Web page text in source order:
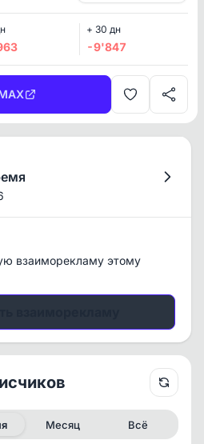
+ 30 дн
-9'847
взаиморекламу этому
Месяц Всё